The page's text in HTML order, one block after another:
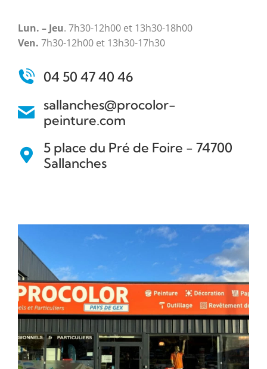
Lun. – Jeu. 7h30-12h00 et 13h30-18h00
Ven. 7h30-12h00 et 13h30-17h30
04 50 47 40 46
sallanches@procolor-
peinture.com
5 place du Pré de Foire - 74700
Sallanches